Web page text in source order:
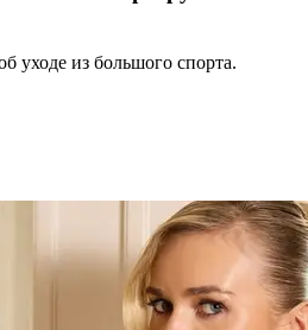
уходе из большого спорта.